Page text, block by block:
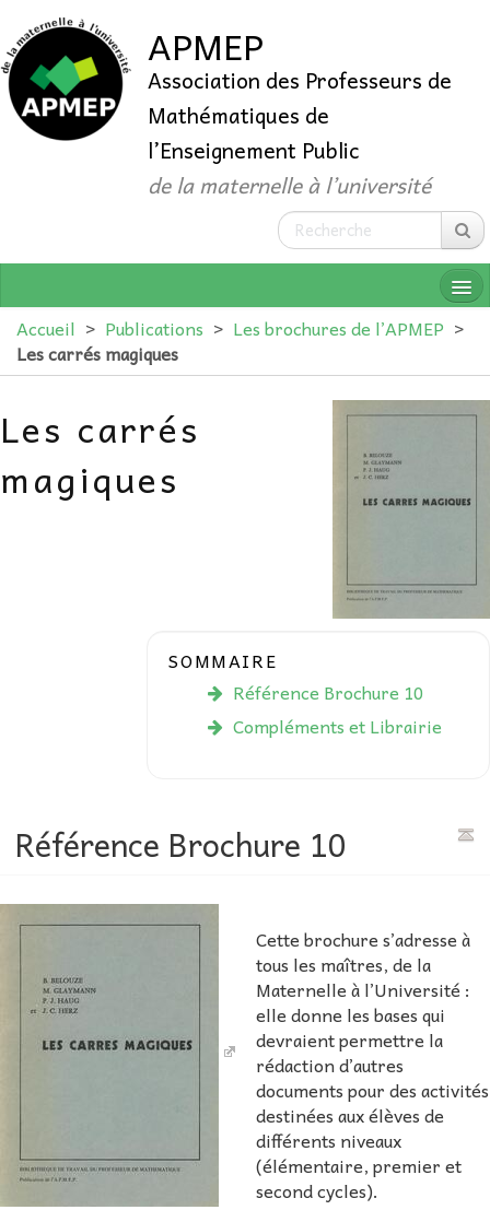
APMEP
Association des Professeurs de
Mathématiques de
l’Enseignement Public
de la maternelle à l’université
ADHÉRER
Accueil > Publications > Les brochures de l’APMEP >
Les carrés magiques
Les carrés
magiques
SOMMAIRE
Référence Brochure 10
Compléments et Librairie
Référence Brochure 10
Cette brochure s’adresse à
tous les maîtres, de la
Maternelle à l’Université :
elle donne les bases qui
devraient permettre la
rédaction d’autres
documents pour des activités
destinées aux élèves de
différents niveaux
(élémentaire, premier et
second cycles).